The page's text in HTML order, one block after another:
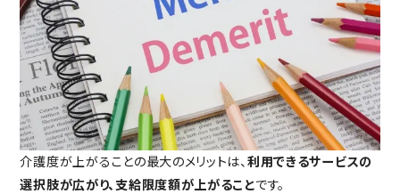
介護度が上がることの最大のメリットは、 利用できるサービスの
選択肢が広がり、支給限度額が上がることです。